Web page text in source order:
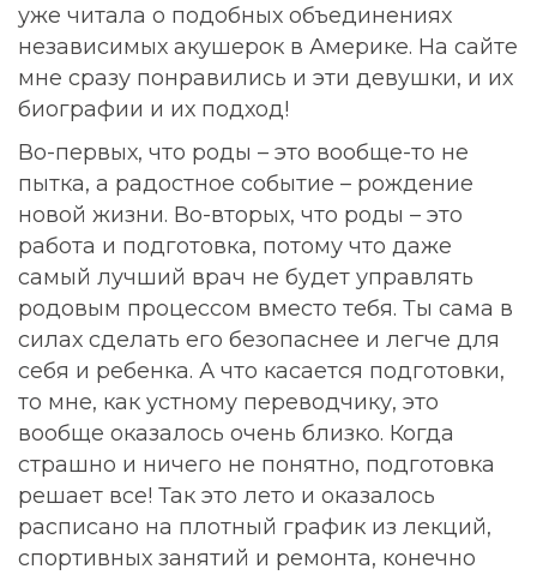
уже читала о подобных объединениях
независимых акушерок в Америке. На сайте
мне сразу понравились и эти девушки, и их
биографии и их подход!
Во-первых, что роды – это вообще-то не
пытка, а радостное событие – рождение
новой жизни. Во-вторых, что роды – это
работа и подготовка, потому что даже
самый лучший врач не будет управлять
родовым процессом вместо тебя. Ты сама в
силах сделать его безопаснее и легче для
себя и ребенка. А что касается подготовки,
то мне, как устному переводчику, это
вообще оказалось очень близко. Когда
страшно и ничего не понятно, подготовка
решает все! Так это лето и оказалось
расписано на плотный график из лекций,
спортивных занятий и ремонта, конечно